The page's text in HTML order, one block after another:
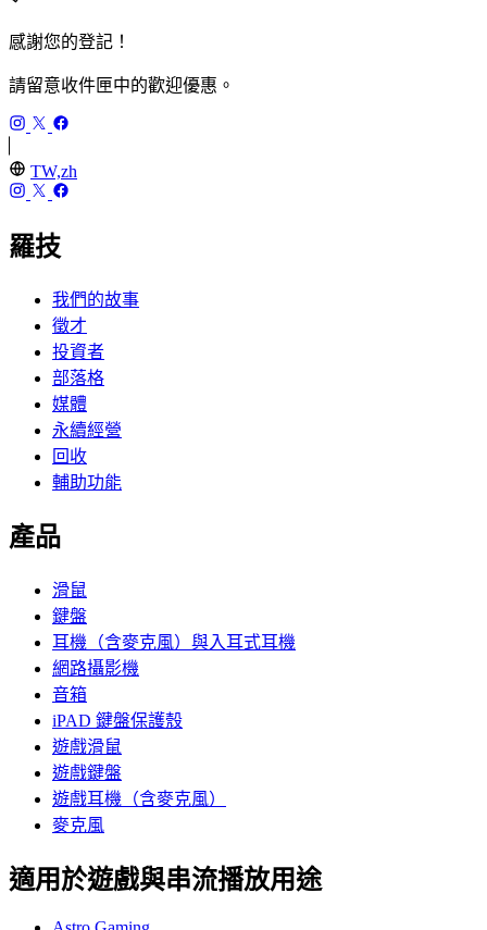
感謝您的登記！
請留意收件匣中的歡迎優惠。
TW,zh
羅技
我們的故事
徵才
投資者
部落格
媒體
永續經營
回收
輔助功能
產品
滑鼠
鍵盤
耳機（含麥克風）與入耳式耳機
網路攝影機
音箱
iPAD 鍵盤保護殼
遊戲滑鼠
遊戲鍵盤
遊戲耳機（含麥克風）
麥克風
適用於遊戲與串流播放用途